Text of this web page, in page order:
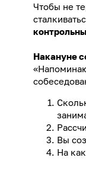
Чтобы не
Накануне
Вы
На